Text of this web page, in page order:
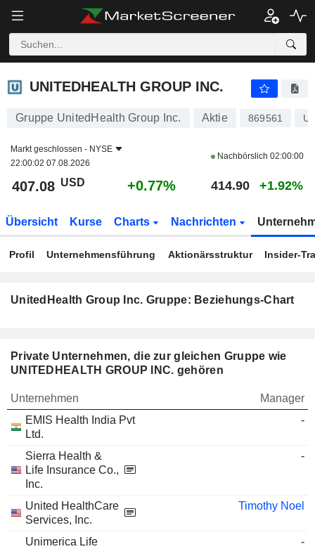
UNITEDHEALTH GROUP INC.
UNITEDHEALTH GROUP INC.
Gruppe UnitedHealth Group Inc. Aktie 869561
Markt geschlossen - NYSE
22:00:02 07.08.2026
Nachbörslich 02:00:00
407.08 USD +0.77% 414.90 +1.92%
Übersicht Kurse Charts Nachrichten
Profil Unternehmensführung Aktionärsstruktur Insider-
UnitedHealth Group Inc. Gruppe: Beziehungs-Chart
Private Unternehmen, die zur gleichen Gruppe wie
UNITEDHEALTH GROUP INC. gehören
Unternehmen
Manager
EMIS Health India Pvt
Ltd.
-
Sierra Health &
Life Insurance Co.,
Inc.
-
United HealthCare
Services, Inc.
Timothy Noel
Unimerica Life
-